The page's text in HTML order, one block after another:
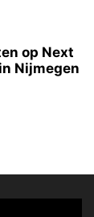
op Next
Nijmegen